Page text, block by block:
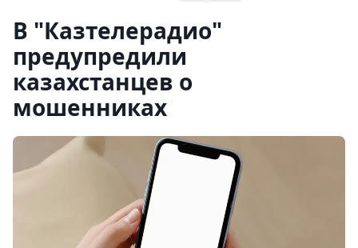
В "Казтелерадио"
предупредили
казахстанцев о
мошенниках